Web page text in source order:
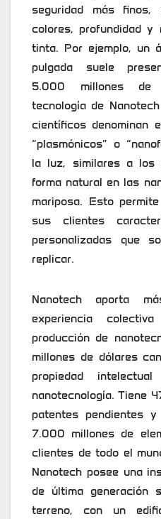
seguridad más finos,
colores, profundidad y
tinta. Por ejemplo, un
pulgada suele
5.000 millones de
tecnología de
científicos denominan
“plasmónicos” o
la luz, similares a los
forma natural en las
mariposa. Esto
sus clientes
personalizadas que
replicar.
Nanotech aporta
experiencia
producción de
millones de dólares
propiedad
nanotecnología. Tiene
patentes pendientes
7.000 millones de
clientes de todo el
Nanotech posee una
de última generación
terreno, con un